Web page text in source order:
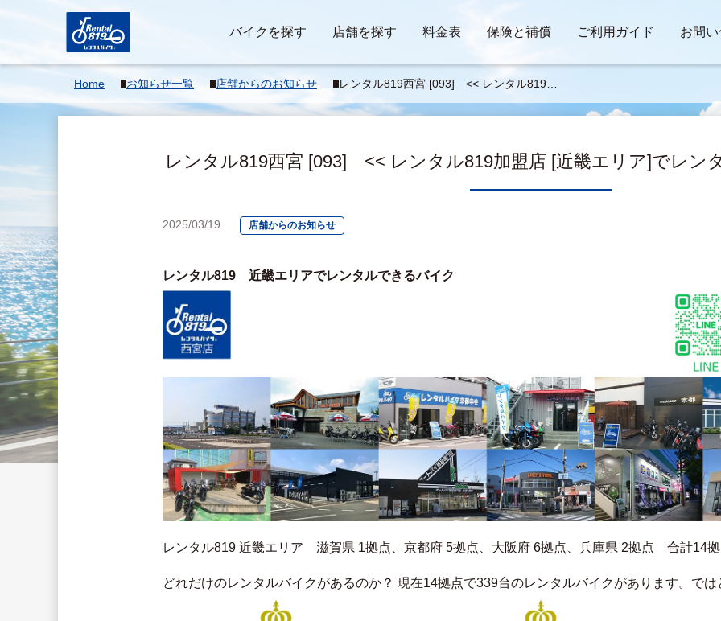
バイクを探す 店舗を探す 料金表 保険と補償 ご利用ガイド お問
Home お知らせ一覧 店舗からのお知らせ
レンタル819西宮 [093] << レンタル819加
盟店 [近畿エリア]でレンタルできるバイク一
レンタル819西宮 [093] << レンタル819加盟店 [近畿エリア]でレン
2025/03/19 店舗からのお知らせ
レンタル819　近畿エリアでレンタルできるバイク
レンタル819 近畿エリア　滋賀県 1拠点、京都府 5拠点、大阪府 6拠点、兵庫県 2拠点　合計14
どれだけのレンタルバイクがあるのか？ 現在14拠点で339台のレンタルバイクがあります。で